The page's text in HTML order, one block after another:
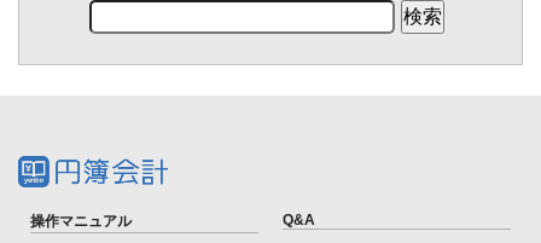
操作マニュアル Q&A